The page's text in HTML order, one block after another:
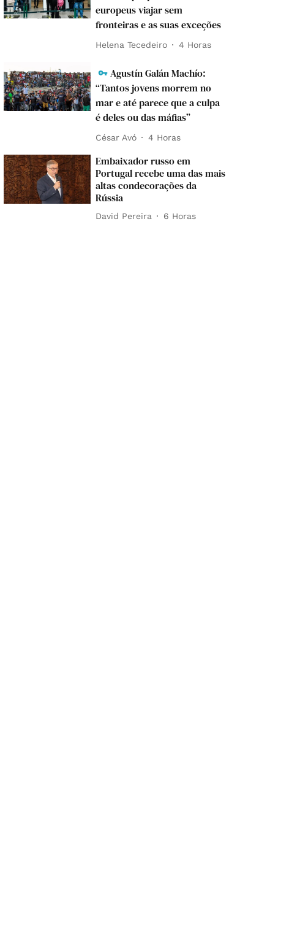
europeus viajar sem
fronteiras e as suas exceções
Helena Tecedeiro 4 Horas
Agustín Galán Machío:
“Tantos jovens morrem no
mar e até parece que a culpa
é deles ou das máfias”
César Avó 4 Horas
Embaixador russo em
Portugal recebe uma das mais
altas condecorações da
Rússia
David Pereira 6 Horas